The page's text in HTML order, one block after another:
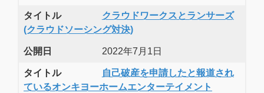
タイトル
クラウドワークスとランサーズ
(クラウドソーシング対決)
公開日 2022年7月1日
タイトル
自己破産を申請したと報道され
ているオンキヨーホームエンターテイメント